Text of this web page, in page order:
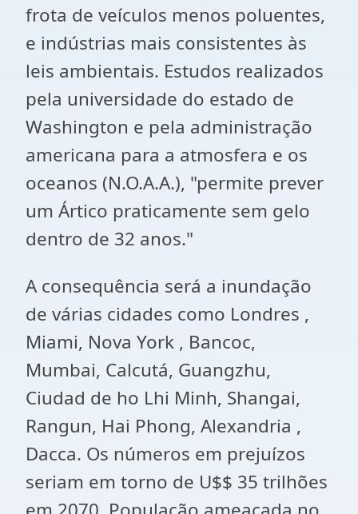
frota de veículos menos poluentes,
e indústrias mais consistentes às
leis ambientais. Estudos realizados
pela universidade do estado de
Washington e pela administração
americana para a atmosfera e os
oceanos (N.O.A.A.), "permite prever
um Ártico praticamente sem gelo
dentro de 32 anos."
A consequência será a inundação
de várias cidades como Londres ,
Miami, Nova York , Bancoc,
Mumbai, Calcutá, Guangzhu,
Ciudad de ho Lhi Minh, Shangai,
Rangun, Hai Phong, Alexandria ,
Dacca. Os números em prejuízos
seriam em torno de U$$ 35 trilhões